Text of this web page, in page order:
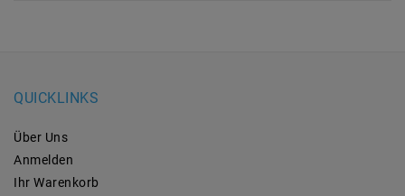
QUICKLINKS
Über Uns
Anmelden
Ihr Warenkorb